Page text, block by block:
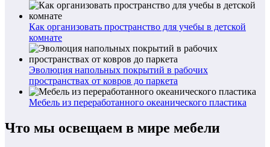
Как организовать пространство для учебы в детской
комнате
Эволюция напольных покрытий в рабочих
пространствах от ковров до паркета
Мебель из переработанного океанического пластика
Что мы освещаем в мире мебели